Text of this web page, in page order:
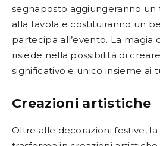
segnaposto aggiungeranno
alla tavola e costituiranno un
partecipa all’evento. La magia
risiede nella possibilità di
significativo e unico insieme ai
Creazioni artistiche
Oltre alle decorazioni festive, la